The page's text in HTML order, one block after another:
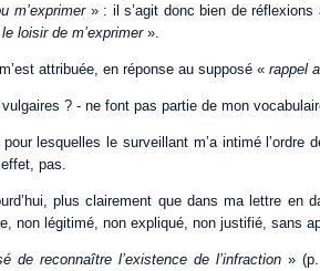
m’exprimer » : il s’agit donc bien de
le loisir de m’exprimer ».
attribuée, en réponse au supposé « rappel
? - ne font pas partie de mon
lesquelles le surveillant m’a intimé
pas.
plus clairement que dans ma lettre en
non légitimé, non expliqué, non justifié, sans
de reconnaître l’existence de l’infraction »